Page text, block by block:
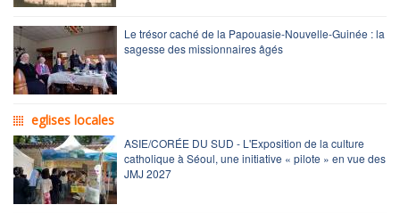
Le trésor caché de la Papouasie-Nouvelle-Guinée : la
sagesse des missionnaires âgés
eglises locales
ASIE/CORÉE DU SUD - L'Exposition de la culture
catholique à Séoul, une initiative « pilote » en vue des
JMJ 2027